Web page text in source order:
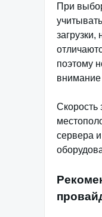
При
поэтому
внимание
Скорость
сервера